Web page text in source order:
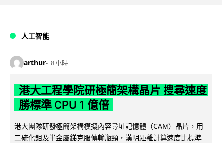
人工智能
arthur 8 小時
港大工程學院研極簡架構晶片 搜尋速度
勝標準 CPU 1 億倍
港大團隊研發極簡架構模擬內容尋址記憶體（CAM）晶片，用
二硫化鉬及半金屬銻克服傳輸瓶頸，漢明距離計算速度比標準